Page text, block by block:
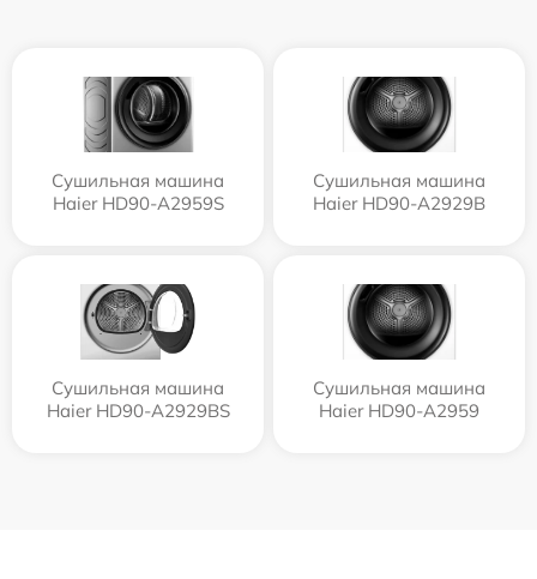
Сушильная машина
Haier HD90-A2959S
Сушильная машина
Haier HD90-A2929B
Сушильная машина
Haier HD90-A2929BS
Сушильная машина
Haier HD90-A2959